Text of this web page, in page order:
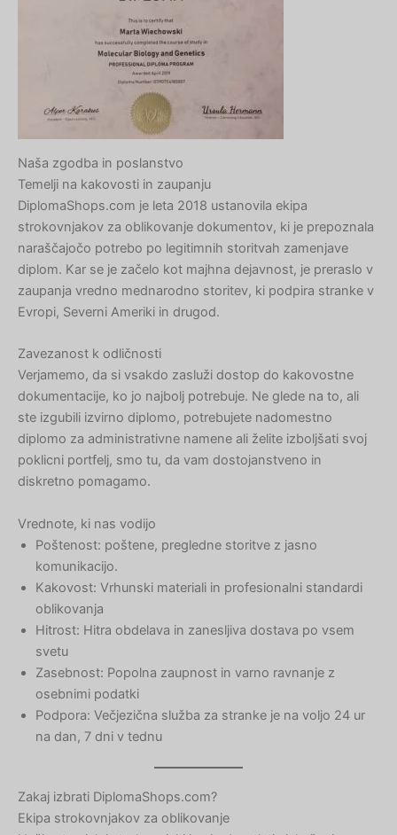
Naša zgodba in poslanstvo
Temelji na kakovosti in zaupanju
DiplomaShops.com je leta 2018 ustanovila ekipa
strokovnjakov za oblikovanje dokumentov, ki je prepoznala
naraščajočo potrebo po legitimnih storitvah zamenjave
diplom. Kar se je začelo kot majhna dejavnost, je preraslo v
zaupanja vredno mednarodno storitev, ki podpira stranke v
Evropi, Severni Ameriki in drugod.
Zavezanost k odličnosti
Verjamemo, da si vsakdo zasluži dostop do kakovostne
dokumentacije, ko jo najbolj potrebuje. Ne glede na to, ali
ste izgubili izvirno diplomo, potrebujete nadomestno
diplomo za administrativne namene ali želite izboljšati svoj
poklicni portfelj, smo tu, da vam dostojanstveno in
diskretno pomagamo.
Vrednote, ki nas vodijo
Poštenost: poštene, pregledne storitve z jasno
komunikacijo.
Kakovost: Vrhunski materiali in profesionalni standardi
oblikovanja
Hitrost: Hitra obdelava in zanesljiva dostava po vsem
svetu
Zasebnost: Popolna zaupnost in varno ravnanje z
osebnimi podatki
Podpora: Večjezična služba za stranke je na voljo 24 ur
na dan, 7 dni v tednu
Zakaj izbrati DiplomaShops.com?
Ekipa strokovnjakov za oblikovanje